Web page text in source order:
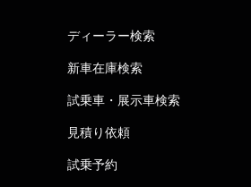
ディーラー検索
新車在庫検索
試乗車・展示車検索
見積り依頼
試乗予約